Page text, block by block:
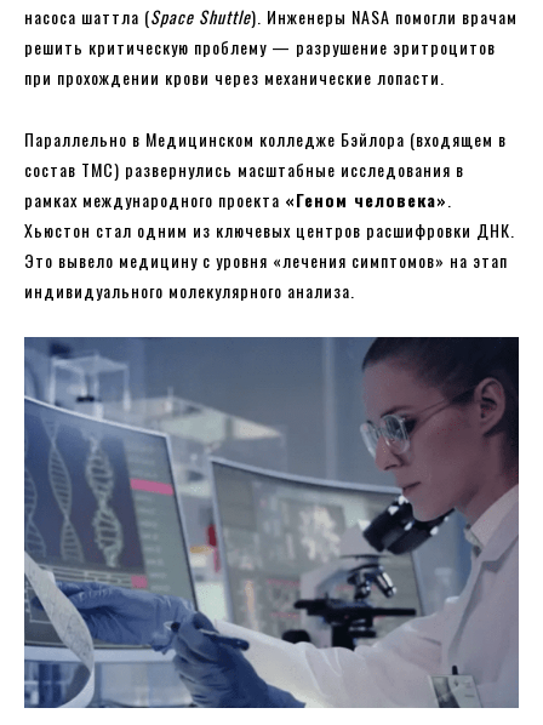
насоса шаттла (Space Shuttle). Инженеры NASA помогли врачам
решить критическую проблему — разрушение эритроцитов
при прохождении крови через механические лопасти.
Параллельно в Медицинском колледже Бэйлора (входящем в
состав TMC) развернулись масштабные исследования в
рамках международного проекта «Геном человека»
Хьюстон стал одним из ключевых центров расшифровки ДНК.
Это вывело медицину с уровня «лечения симптомов» на этап
индивидуального молекулярного анализа.